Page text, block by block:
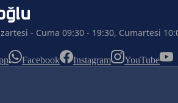
- Cuma 09:30 - 19:30, Cumartesi
Facebook Instagram YouTube